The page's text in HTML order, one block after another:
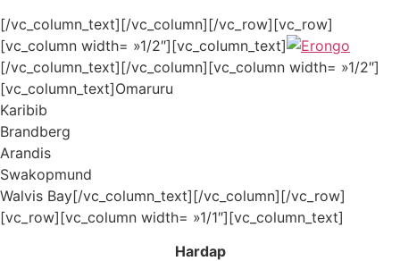
[/vc_column_text][/vc_column][/vc_row][vc_row]
[vc_column width= »1/2″][vc_column_text]
[/vc_column_text][/vc_column][vc_column width= »1/2″]
[vc_column_text]Omaruru
Karibib
Brandberg
Arandis
Swakopmund
Walvis Bay[/vc_column_text][/vc_column][/vc_row]
[vc_row][vc_column width= »1/1″][vc_column_text]
Hardap